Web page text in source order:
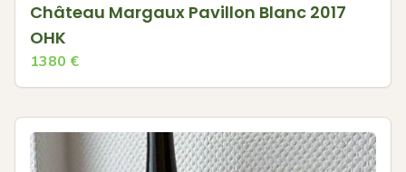
Château Margaux Pavillon Blanc 2017
OHK
1380 €